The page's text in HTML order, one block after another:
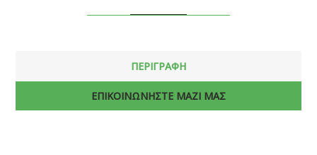
ΠΕΡΙΓΡΑΦΗ
ΕΠΙΚΟΙΝΩΝΗΣΤΕ ΜΑΖΙ ΜΑΣ